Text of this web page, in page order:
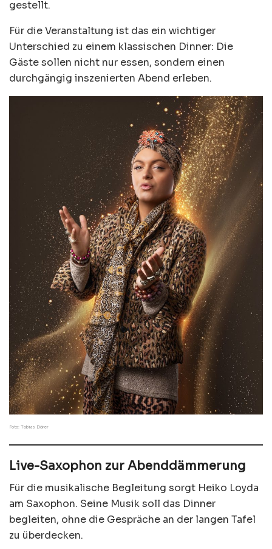
gestellt.
Für die Veranstaltung ist das ein wichtiger
Unterschied zu einem klassischen Dinner: Die
Gäste sollen nicht nur essen, sondern einen
durchgängig inszenierten Abend erleben.
Foto: Tobias Dörer
Live-Saxophon zur Abenddämmerung
Für die musikalische Begleitung sorgt Heiko Loyda
am Saxophon. Seine Musik soll das Dinner
begleiten, ohne die Gespräche an der langen Tafel
zu überdecken.